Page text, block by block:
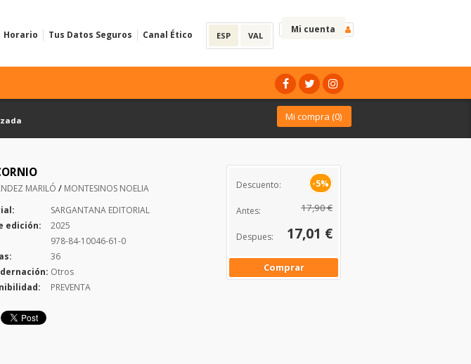
Mi cuenta
ESP VAL
Horario Tus Datos Seguros Canal Ético
Mi compra (0)
MARILÓ / MONTESINOS NOELIA
SARGANTANA EDITORIAL
edición:
2025
978-84-10046-61-0
36
Otros
PREVENTA
Descuento: -5%
Antes: 17,90 €
Despues: 17,01 €
Comprar